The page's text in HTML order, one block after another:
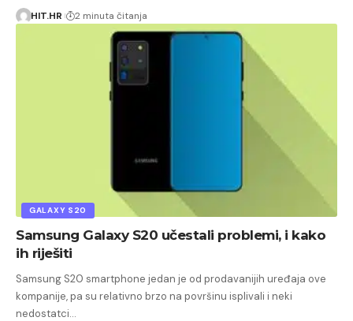
HIT.HR 2 minuta čitanja
GALAXY S20
Samsung Galaxy S20 učestali problemi, i kako
ih riješiti
Samsung S20 smartphone jedan je od prodavanijih uređaja ove
kompanije, pa su relativno brzo na površinu isplivali i neki
nedostatci…